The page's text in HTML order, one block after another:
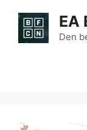
Inhalt
springen
EA
Den